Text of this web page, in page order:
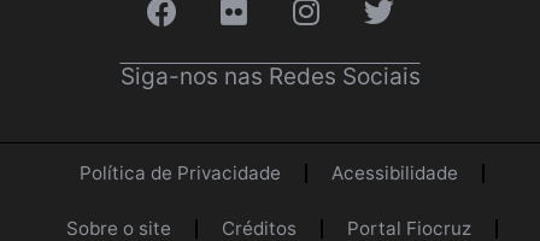
Siga-nos nas Redes Sociais
Política de Privacidade Acessibilidade
Sobre o site Créditos Portal Fiocruz